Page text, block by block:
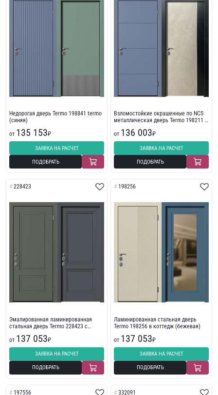
Недорогая дверь Termo 198841 termo
(синяя)
от 135 153₽
ЗАЯВКА НА РАСЧЕТ
ПОДОБРАТЬ
Взломостойкие окрашенные по NCS
металлическая дверь Termo 198211 с
от 136 003₽
ЗАЯВКА НА РАСЧЕТ
ПОДОБРАТЬ
228423
Эмалированная ламинированная
стальная дверь Termo 228423 с
от 137 053₽
ЗАЯВКА НА РАСЧЕТ
ПОДОБРАТЬ
198256
Ламинированная стальная дверь
Termo 198256 в коттедж (бежевая)
от 137 053₽
ЗАЯВКА НА РАСЧЕТ
ПОДОБРАТЬ
197556 332091